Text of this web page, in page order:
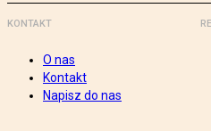
KONTAKT
O nas
Kontakt
Napisz do nas